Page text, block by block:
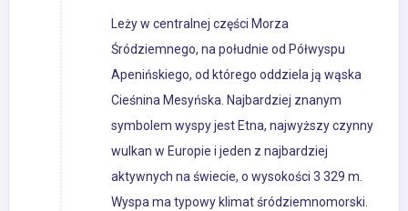
Leży w centralnej części Morza
Śródziemnego, na południe od Półwyspu
Apenińskiego, od którego oddziela ją wąska
Cieśnina Mesyńska. Najbardziej znanym
symbolem wyspy jest Etna, najwyższy czynny
wulkan w Europie i jeden z najbardziej
aktywnych na świecie, o wysokości 3 329 m.
Wyspa ma typowy klimat śródziemnomorski.